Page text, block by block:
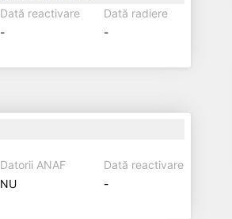
Dată reactivare
-
Dată radiere
-
Datorii ANAF
NU
Dată reactivare
-